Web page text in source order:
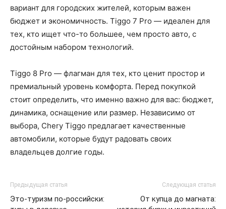
вариант для городских жителей, которым важен
бюджет и экономичность. Tiggo 7 Pro — идеален для
тех, кто ищет что-то большее, чем просто авто, с
достойным набором технологий.
Tiggo 8 Pro — флагман для тех, кто ценит простор и
премиальный уровень комфорта. Перед покупкой
стоит определить, что именно важно для вас: бюджет,
динамика, оснащение или размер. Независимо от
выбора, Chery Tiggo предлагает качественные
автомобили, которые будут радовать своих
владельцев долгие годы.
Предыдущая статья
Это-туризм по-российски:
Следующая статья
От купца до магната: